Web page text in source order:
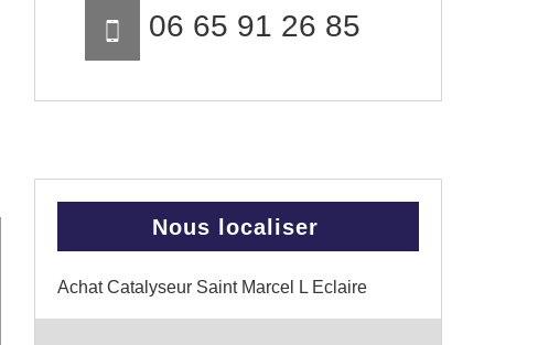
06 65 91 26 85
Nous localiser
Achat Catalyseur Saint Marcel L Eclaire